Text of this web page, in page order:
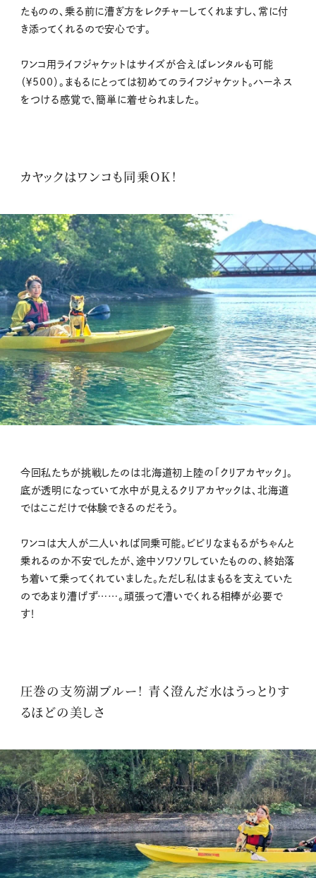
たものの、乗る前に漕ぎ方をレクチャーしてくれますし、常に付
き添ってくれるので安心です。
ワンコ用ライフジャケットはサイズが合えばレンタルも可能
（￥500）。まもるにとっては初めてのライフジャケット。ハーネス
をつける感覚で、簡単に着せられました。
カヤックはワンコも同乗OK！
今回私たちが挑戦したのは北海道初上陸の「クリアカヤック」。
底が透明になっていて水中が見えるクリアカヤックは、北海道
ではここだけで体験できるのだそう。
ワンコは大人が二人いれば同乗可能。ビビリなまもるがちゃんと
乗れるのか不安でしたが、途中ソワソワしていたものの、終始落
ち着いて乗ってくれていました。ただし私はまもるを支えていた
のであまり漕げず……。頑張って漕いでくれる相棒が必要で
す！
圧巻の支笏湖ブルー！ 青く澄んだ水はうっとりす
るほどの美しさ